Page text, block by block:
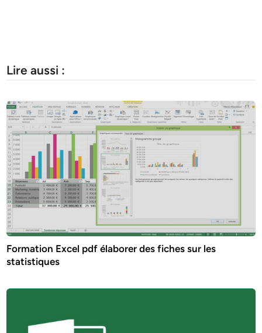
Lire aussi :
Formation Excel pdf élaborer des fiches sur les
statistiques